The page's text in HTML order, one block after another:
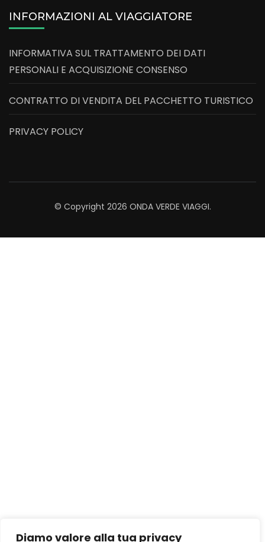
Diamo valore alla tua privacy
INFORMAZIONI AL VIAGGIATORE
INFORMATIVA SUL TRATTAMENTO DEI DATI
PERSONALI E ACQUISIZIONE CONSENSO
CONTRATTO DI VENDITA DEL PACCHETTO TURISTICO
PRIVACY POLICY
© Copyright 2026 ONDA VERDE VIAGGI.